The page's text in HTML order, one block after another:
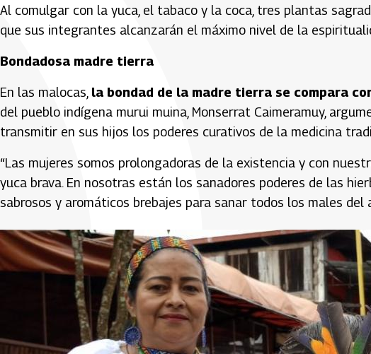
Al comulgar con la yuca, el tabaco y la coca, tres plantas
que sus integrantes alcanzarán el máximo nivel de la
Bondadosa madre tierra
En las malocas, la bondad de la madre tierra se compara
del pueblo indígena murui muina, Monserrat Caimeramuy,
transmitir en sus hijos los poderes curativos de la medicina
“Las mujeres somos prolongadoras de la existencia y con
yuca brava. En nosotras están los sanadores poderes de las
sabrosos y aromáticos brebajes para sanar todos los males del